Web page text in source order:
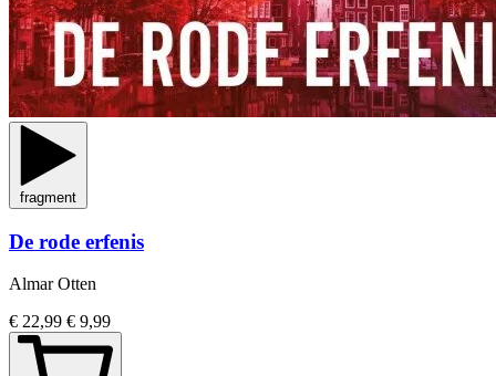
fragment
De rode erfenis
Almar Otten
€ 22,99 € 9,99